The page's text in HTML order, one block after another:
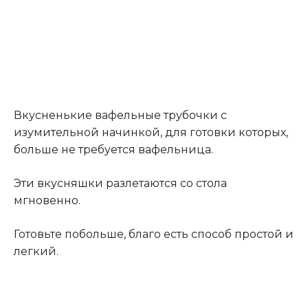
Вкусненькие вафельные трубочки с
изумительной начинкой, для готовки которых,
больше не требуется вафельница.
Эти вкусняшки разлетаются со стола
мгновенно.
Готовьте побольше, благо есть способ простой и
легкий.